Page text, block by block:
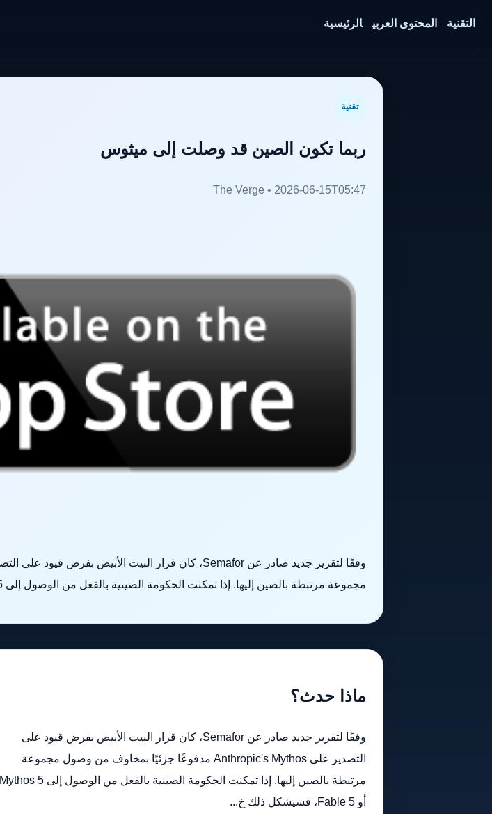
التقنية المحتوى العربي الرئيسية
تقنية
ربما تكون الصين قد وصلت إلى ميثوس
The Verge • 2026-06-15T05:47
مجموعة مرتبطة بالصين إليها. إذا تمكنت الحكومة الصينية بالفعل من الوصول إلى Mythos 5 أو Fable 5، فسيشكل ذلك خ...
ماذا حدث؟
وفقًا لتقرير جديد صادر عن Semafor، كان قرار البيت الأبيض بفرض قيود على
التصدير على Anthropic's Mythos مدفوعًا جزئيًا بمخاوف من وصول مجموعة
مرتبطة بالصين إليها. إذا تمكنت الحكومة الصينية بالفعل من الوصول إلى Mythos 5
أو Fable 5، فسيشكل ذلك خ...